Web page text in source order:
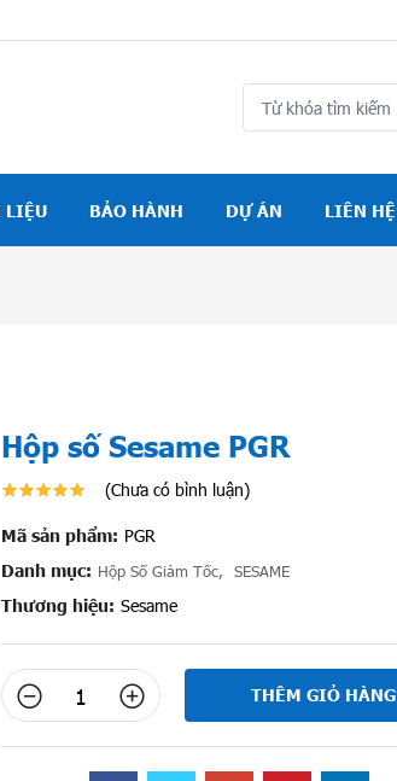
LIỆU BẢO HÀNH DỰ ÁN LIÊN HỆ
Hộp số Sesame PGR
(Chưa có bình luận)
Mã sản phẩm: PGR
Danh mục: Hộp Số Giảm Tốc, SESAME
Thương hiệu: Sesame
THÊM GIỎ HÀNG